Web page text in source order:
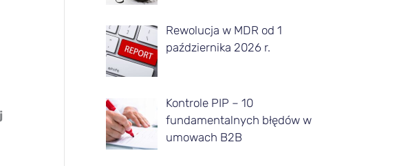
Rewolucja w MDR od 1
października 2026 r.
Kontrole PIP – 10
fundamentalnych błędów w
umowach B2B
s
i
ą
c
a